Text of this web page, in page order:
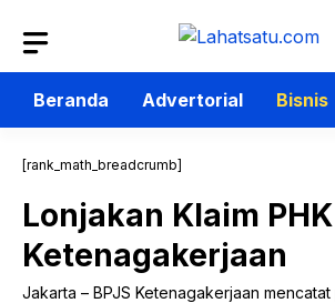
isi
Beranda
Advertorial Bisnis
[rank_math_breadcrumb]
Lonjakan Klaim
Ketenagakerjaan
Jakarta – BPJS Ketenagakerjaan